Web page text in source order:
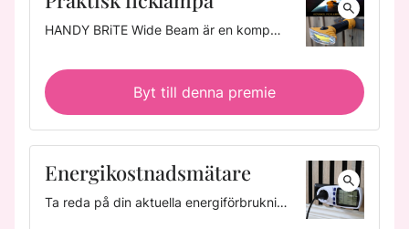
HANDY BRiTE Wide Beam är en kompakt och lätt ficklampa som du kan ta med dig överallt. Den är tillverkad av högkvalitativa material som gör den väderbeständig, hållbar och byggd för att hålla och har ett räfflat handtag för halkfritt grepp. Längd: 15,5 cm​. Linsbredd: 10 cm. Diameter fot: 4 cm. 350 lumen. 180° vidvinkelsljus. 2 AA-batterier (medföljer ej).
Byt till denna premie
Energikostnadsmätare
Ta reda på din aktuella energiförbrukning, högsta och lägsta strömförbrukning, den totala förbrukningen, din totalkostnad med hjälp av inställt elpris, total drifttid, spänning, strömstyrka och frekvens. Därmed kan du minska kostnader på apparater som förbrukar mycket ström. Material: hårdplast. Längd: 15,8 cm. Bredd: 7,8 cm. Djup: 6,7 cm.